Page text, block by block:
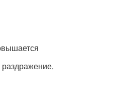
раздражение,